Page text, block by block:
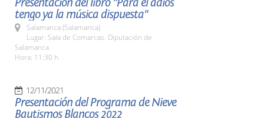
tengo ya la música dispuesta"
Salamanca (Salamanca)
Lugar: Sala de Comarcas. Diputación de
Salamanca
Hora: 11:30 h.
12/11/2021
Presentación del Programa de Nieve
Bautismos Blancos 2022